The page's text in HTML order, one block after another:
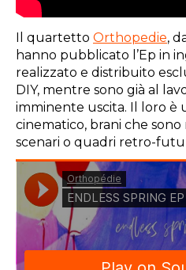
Il quartetto Orthopedie,
hanno pubblicato l’Ep in
realizzato e distribuito
DIY, mentre sono già al
imminente uscita. Il loro è
cinematico, brani che
scenari o quadri retro-